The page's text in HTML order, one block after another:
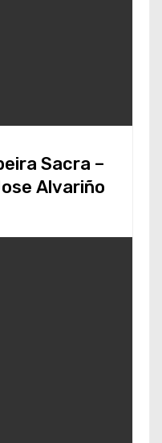
Sacra –
Alvariño